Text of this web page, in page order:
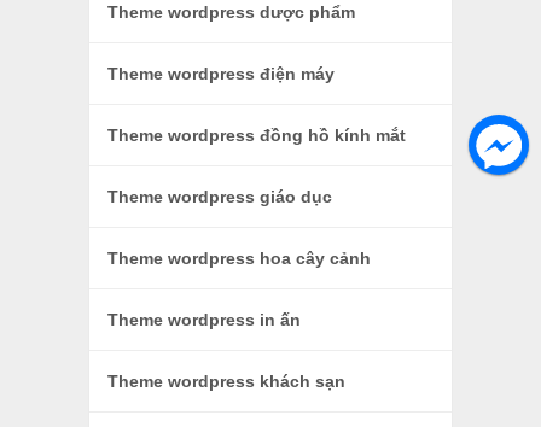
Theme wordpress dược phẩm
Theme wordpress điện máy
Theme wordpress đồng hồ kính mắt
Theme wordpress giáo dục
Theme wordpress hoa cây cảnh
Theme wordpress in ấn
Theme wordpress khách sạn